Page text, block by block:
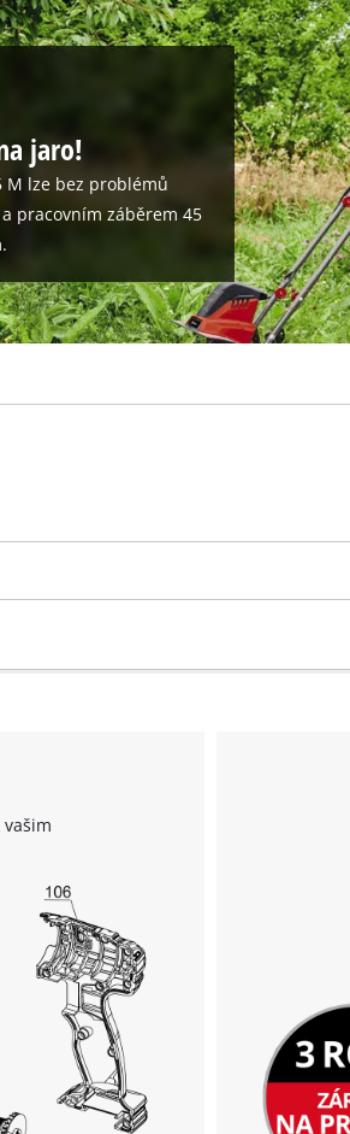
This content is not permitted to load
to trackers that are not disclosed to
visitor. The website owner needs to
the site with their CMP to add this
to the list of technologies used.
Powered by
Usercentrics Consent
Management Platform
jaro!
M lze bez problémů
pracovním záběrem 45